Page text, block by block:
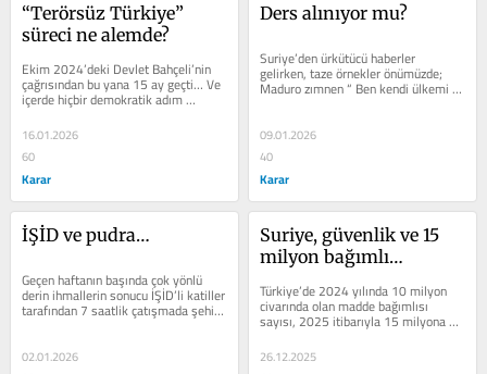
“Terörsüz Türkiye”
süreci ne alemde?
Ekim 2024’deki Devlet Bahçeli’nin
çağrısından bu yana 15 ay geçti… Ve
içerde hiçbir demokratik adım
atılmadığı gibi süreç de...
16.01.2026
60
Karar
Ders alınıyor mu?
Suriye’den ürkütücü haberler
gelirken, taze örnekler önümüzde;
Maduro zımnen “ Ben kendi ülkemi iç
09.01.2026
40
Karar
İŞİD ve pudra…
Geçen haftanın başında çok yönlü
derin ihmallerin sonucu İŞİD’li katiller
tarafından 7 saatlik çatışmada şehit
edilen 3 polisimizin...
02.01.2026
Suriye, güvenlik ve 15
milyon bağımlı…
Türkiye’de 2024 yılında 10 milyon
civarında olan madde bağımlısı
sayısı, 2025 itibarıyla 15 milyona
yaklaşmış. Verilerde insanın...
26.12.2025